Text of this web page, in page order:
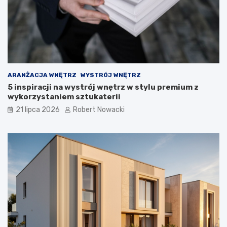
z
w
i
z
a
n
i
ARANŻACJA WNĘTRZ WYSTRÓJ WNĘTRZ
5 inspiracji na wystrój wnętrz w stylu premium z
wykorzystaniem sztukaterii
21 lipca 2026 Robert Nowacki